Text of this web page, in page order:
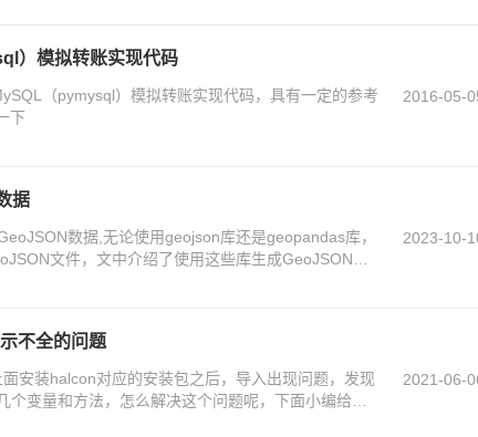
）模拟转账实现代码
（pymysql）模拟转账实现代码，具有一定的参考
下
2016-05-
据
数据,无论使用geojson库还是geopandas库，
文件，文中介绍了使用这些库生成GeoJSON数
2023-10-
不全的问题
安装halcon对应的安装包之后，导入出现问题，发现
个变量和方法，怎么解决这个问题呢，下面小编给大
2021-06-